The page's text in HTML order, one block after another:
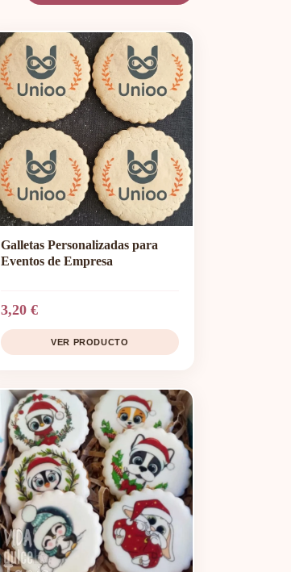
Galletas Personalizadas para
Eventos de Empresa
3,20 €
VER PRODUCTO